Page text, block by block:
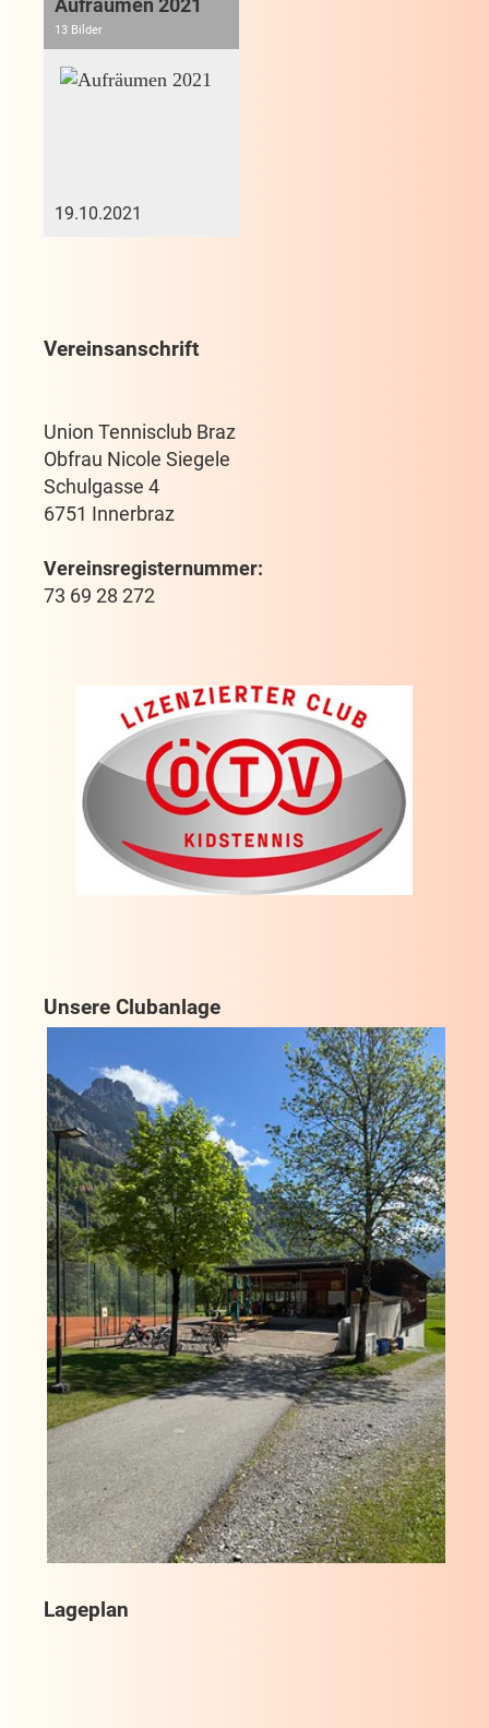
13 Bilder
19.10.2021
Vereinsanschrift
Union Tennisclub Braz
Obfrau Nicole Siegele
Schulgasse 4
6751 Innerbraz
Vereinsregisternummer:
73 69 28 272
Unsere Clubanlage
Lageplan